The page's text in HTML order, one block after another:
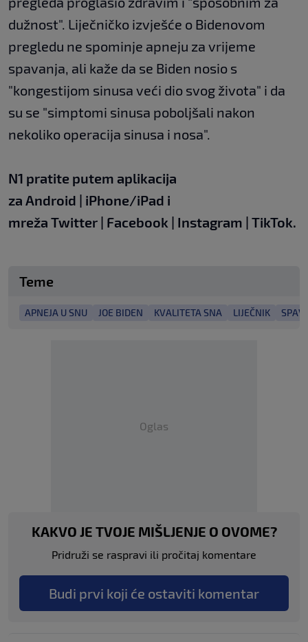
dužnost". Liječničko izvješće o Bidenovom
pregledu ne spominje apneju za vrijeme
spavanja, ali kaže da se Biden nosio s
"kongestijom sinusa veći dio svog života" i da
su se "simptomi sinusa poboljšali nakon
nekoliko operacija sinusa i nosa".
N1 pratite putem aplikacija
za Android | iPhone/iPad i
mreža Twitter | Facebook | Instagram | TikTok.
Teme
APNEJA U SNU JOE BIDEN KVALITETA SNA LIJEČNIK
Oglas
KAKVO JE TVOJE MIŠLJENJE O OVOME?
Pridruži se raspravi ili pročitaj komentare
Budi prvi koji će ostaviti komentar